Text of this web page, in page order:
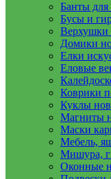
Банты для
Бусы и
Верхушки
Домики
Елки
Еловые
Коврики
Куклы
Магниты
Маски
Мебель,
Мишура,
Оконные